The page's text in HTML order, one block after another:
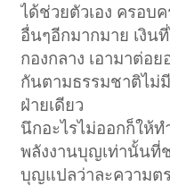
ได้ช่วยตัวเอง ครอ
อื่นๆอีกมากมาย เงิน
กองกลาง เอามาต่อ
กันตามธรรมชาติไม่
ฝ่ายเดียว
นึกอะไรไม่ออกก็ให้
พลังงานบุญเท่านั้นที่
บุญแปลว่าละความต